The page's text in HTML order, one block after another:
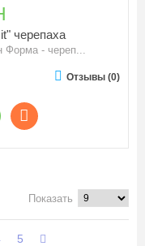
черепаха
Форма - череп...
Отзывы (0)
Показать
5